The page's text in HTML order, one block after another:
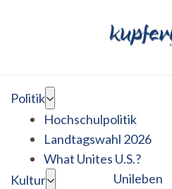
Politik
Hochschulpolitik
Landtagswahl 2026
What Unites U.S.?
Kultur
Unileben